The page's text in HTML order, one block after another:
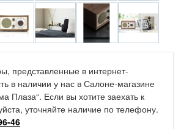
представленные в интернет-
в наличии у нас в Салоне-магазине
Плаза“. Если вы хотите заехать к
уточняйте наличие по телефону.
46